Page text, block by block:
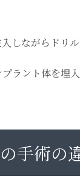
しながらドリ
ラント体を埋
手術の